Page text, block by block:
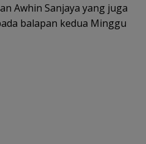
Awhin Sanjaya yang juga
balapan kedua Minggu